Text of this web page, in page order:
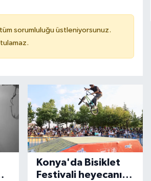
sorumluluğu üstleniyorsunuz.
Konya'da Bisiklet
Festivali heyecanı